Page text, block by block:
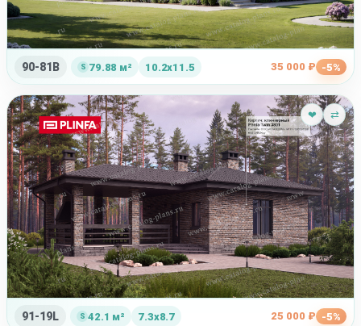
90-81B 79.88 м² 10.2x11.5 35 000 ₽ -5%
❤ ⇄
91-19L 42.1 м² 7.3x8.7 25 000 ₽ -5%